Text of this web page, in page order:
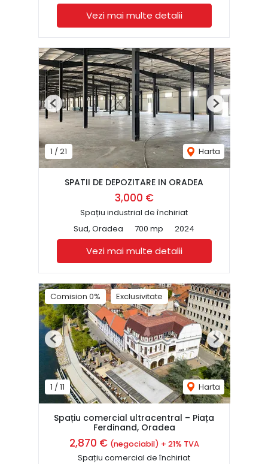
Vezi mai multe detalii
1 /21 Harta
Previous Next
SPATII DE DEPOZITARE IN ORADEA
3,000 €
Spațiu industrial de închiriat
Sud, Oradea
700 mp 2024
Vezi mai multe detalii
Comision 0% Exclusivitate
1 /11 Harta
Previous Next
Spațiu comercial ultracentral – Piața
Ferdinand, Oradea
2,870 € (negociabil) + 21% TVA
Spațiu comercial de închiriat